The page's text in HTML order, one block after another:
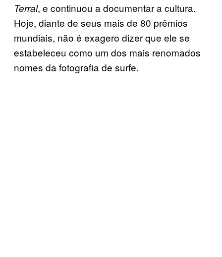
Terral, e continuou a documentar a cultura.
Hoje, diante de seus mais de 80 prêmios
mundiais, não é exagero dizer que ele se
estabeleceu como um dos mais renomados
nomes da fotografia de surfe.